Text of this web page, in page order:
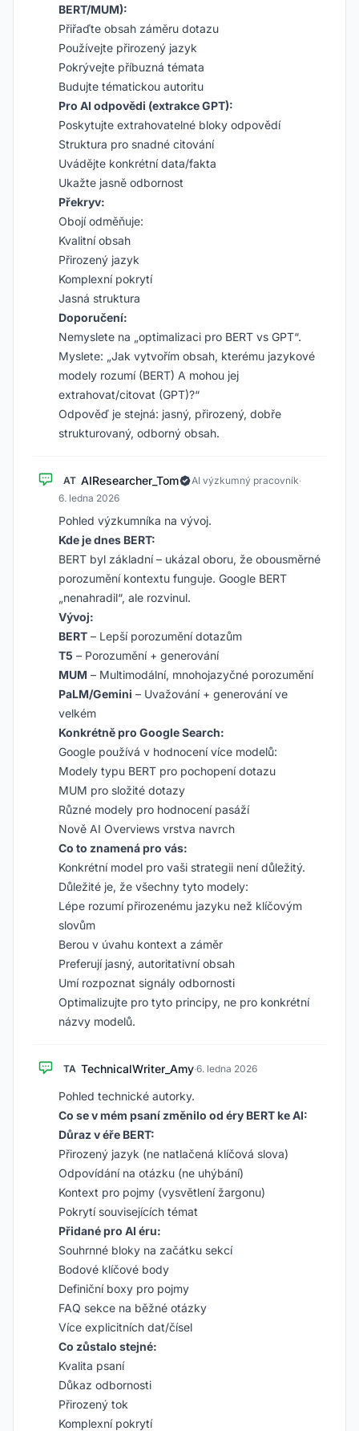
BERT/MUM):
Přiřaďte obsah záměru dotazu
Používejte přirozený jazyk
Pokrývejte příbuzná témata
Budujte tématickou autoritu
Pro AI odpovědi (extrakce GPT):
Poskytujte extrahovatelné bloky odpovědí
Struktura pro snadné citování
Uvádějte konkrétní data/fakta
Ukažte jasně odbornost
Překryv:
Obojí odměňuje:
Kvalitní obsah
Přirozený jazyk
Komplexní pokrytí
Jasná struktura
Doporučení:
Nemyslete na „optimalizaci pro BERT vs GPT“.
Myslete: „Jak vytvořím obsah, kterému jazykové
modely rozumí (BERT) A mohou jej
extrahovat/citovat (GPT)?“
Odpověď je stejná: jasný, přirozený, dobře
strukturovaný, odborný obsah.
AT AIResearcher_Tom AI výzkumný pracovník·
6. ledna 2026
Pohled výzkumníka na vývoj.
Kde je dnes BERT:
BERT byl základní – ukázal oboru, že obousměrné
porozumění kontextu funguje. Google BERT
„nenahradil“, ale rozvinul.
Vývoj:
BERT – Lepší porozumění dotazům
T5 – Porozumění + generování
MUM – Multimodální, mnohojazyčné porozumění
PaLM/Gemini – Uvažování + generování ve
velkém
Konkrétně pro Google Search:
Google používá v hodnocení více modelů:
Modely typu BERT pro pochopení dotazu
MUM pro složité dotazy
Různé modely pro hodnocení pasáží
Nově AI Overviews vrstva navrch
Co to znamená pro vás:
Konkrétní model pro vaši strategii není důležitý.
Důležité je, že všechny tyto modely:
Lépe rozumí přirozenému jazyku než klíčovým
slovům
Berou v úvahu kontext a záměr
Preferují jasný, autoritativní obsah
Umí rozpoznat signály odbornosti
Optimalizujte pro tyto principy, ne pro konkrétní
názvy modelů.
TA TechnicalWriter_Amy·6. ledna 2026
Pohled technické autorky.
Co se v mém psaní změnilo od éry BERT ke AI:
Důraz v éře BERT:
Přirozený jazyk (ne natlačená klíčová slova)
Odpovídání na otázku (ne uhýbání)
Kontext pro pojmy (vysvětlení žargonu)
Pokrytí souvisejících témat
Přidané pro AI éru:
Souhrnné bloky na začátku sekcí
Bodové klíčové body
Definiční boxy pro pojmy
FAQ sekce na běžné otázky
Více explicitních dat/čísel
Co zůstalo stejné:
Kvalita psaní
Důkaz odbornosti
Přirozený tok
Komplexní pokrytí